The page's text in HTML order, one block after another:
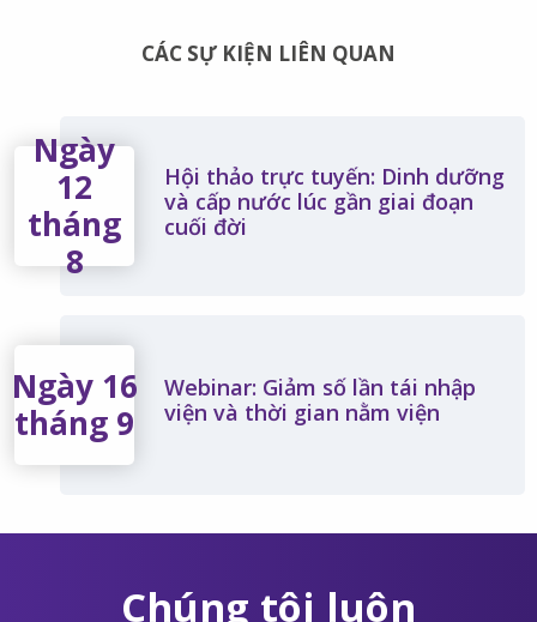
CÁC SỰ KIỆN LIÊN QUAN
Ngày
12
tháng
8
Hội thảo trực tuyến: Dinh dưỡng
và cấp nước lúc gần giai đoạn
cuối đời
Ngày 16
tháng 9
Webinar: Giảm số lần tái nhập
viện và thời gian nằm viện
Chúng tôi luôn